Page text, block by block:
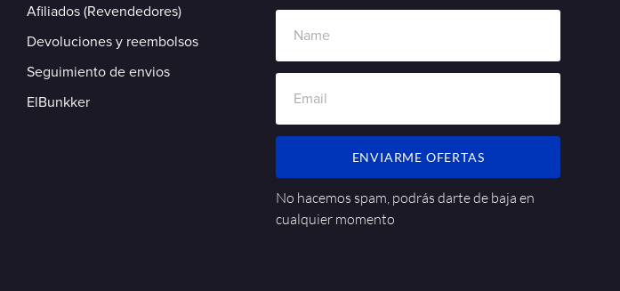
Afiliados (Revendedores)
Devoluciones y reembolsos
Seguimiento de envios
ElBunkker
ENVIARME OFERTAS
No hacemos spam, podrás darte de baja en
cualquier momento